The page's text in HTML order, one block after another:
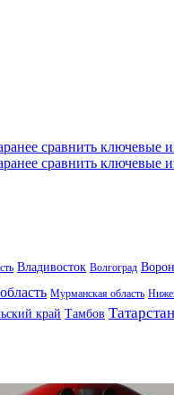
сравнить ключевые
сравнить ключевые
Владивосток Волгоград
Мурманская область
край Тамбов Татарстан